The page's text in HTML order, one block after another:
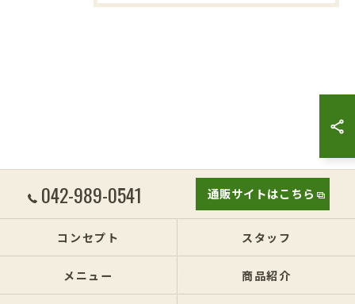
042-989-0541 通販サイトはこちら
コンセプト スタッフ
メニュー 商品紹介